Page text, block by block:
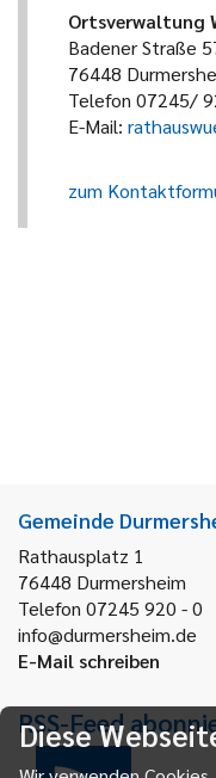
Ortsverwaltung
Badener Straße
76448
Telefon 07245/
E-Mail:
zum
Gemeinde
Rathausplatz 1
76448 Durmersheim
Telefon 07245 920 - 0
info@durmersheim.de
E-Mail schreiben
RSS-Feed
Diese